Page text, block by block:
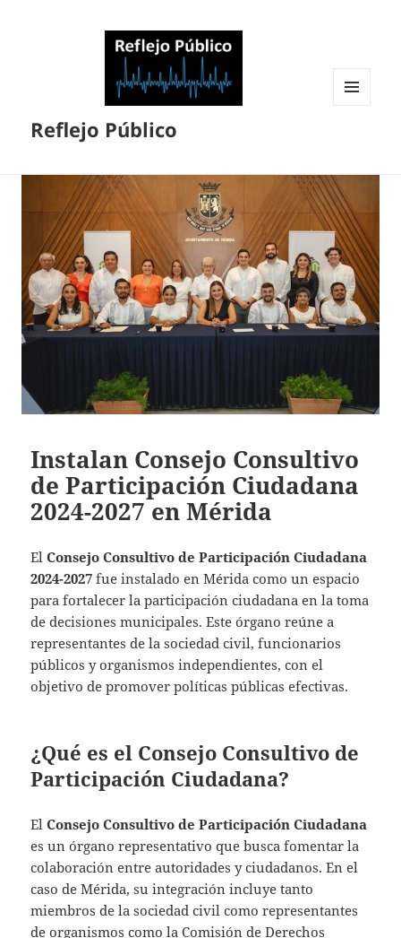
Reflejo Público
Instalan Consejo Consultivo
de Participación Ciudadana
2024-2027 en Mérida
ElConsejo Consultivo de Participación Ciudadana
2024-2027 fue instalado en Mérida como un espacio
para fortalecer la participación ciudadana en la toma
de decisiones municipales. Este órgano reúne a
representantes de la sociedad civil, funcionarios
públicos y organismos independientes, con el
objetivo de promover políticas públicas efectivas.
¿Qué es el Consejo Consultivo de
Participación Ciudadana?
ElConsejo Consultivo de Participación Ciudadana
es un órgano representativo que busca fomentar la
colaboración entre autoridades y ciudadanos. En el
caso de Mérida, su integración incluye tanto
miembros de la sociedad civil como representantes
de organismos como la Comisión de Derechos